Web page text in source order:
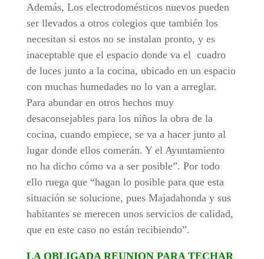
Además, Los electrodomésticos nuevos pueden
ser llevados a otros colegios que también los
necesitan si estos no se instalan pronto, y es
inaceptable que el espacio donde va el cuadro
de luces junto a la cocina, ubicado en un espacio
con muchas humedades no lo van a arreglar.
Para abundar en otros hechos muy
desaconsejables para los niños la obra de la
cocina, cuando empiece, se va a hacer junto al
lugar donde ellos comerán. Y el Ayuntamiento
no ha dicho cómo va a ser posible”. Por todo
ello ruega que “hagan lo posible para que esta
situación se solucione, pues Majadahonda y sus
habitantes se merecen unos servicios de calidad,
que en este caso no están recibiendo”.
LA OBLIGADA REUNION PARA TECHAR